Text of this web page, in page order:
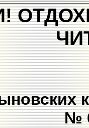
6-7